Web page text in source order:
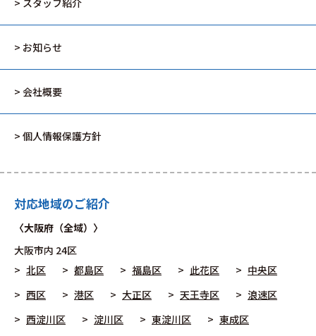
> スタッフ紹介
> お知らせ
> 会社概要
> 個人情報保護方針
対応地域のご紹介
〈大阪府（全域）〉
大阪市内 24区
北区
都島区 福島区 此花区
中央区
西区
港区 大正区 天王寺区
浪速区
西淀川区
淀川区 東淀川区
東成区